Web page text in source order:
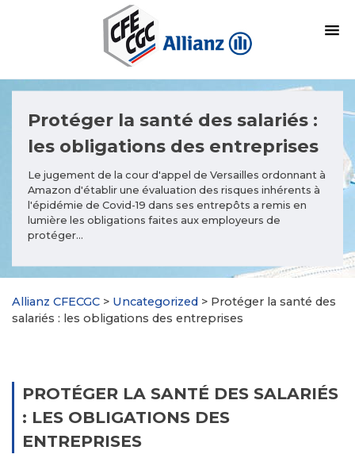
Protéger la santé des salariés :
les obligations des entreprises
Le jugement de la cour d'appel de Versailles ordonnant à
Amazon d'établir une évaluation des risques inhérents à
l'épidémie de Covid-19 dans ses entrepôts a remis en
lumière les obligations faites aux employeurs de
protéger...
Allianz CFECGC > Uncategorized > Protéger la santé des
salariés : les obligations des entreprises
PROTÉGER LA SANTÉ DES SALARIÉS
: LES OBLIGATIONS DES
ENTREPRISES